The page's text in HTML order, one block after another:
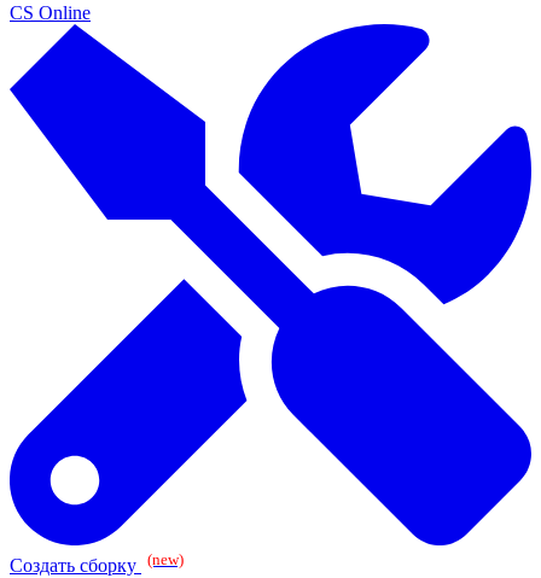
CS Online
Создать сборку (new)